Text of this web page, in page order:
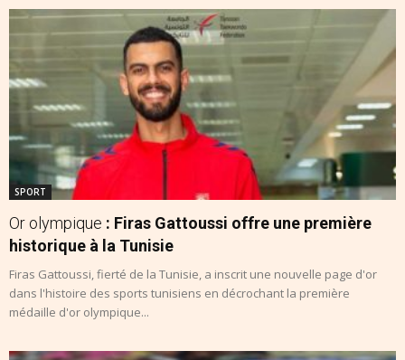
SPORT
Or olympique : Firas Gattoussi offre une première
historique à la Tunisie
Firas Gattoussi, fierté de la Tunisie, a inscrit une nouvelle page d'or
dans l'histoire des sports tunisiens en décrochant la première
médaille d'or olympique...